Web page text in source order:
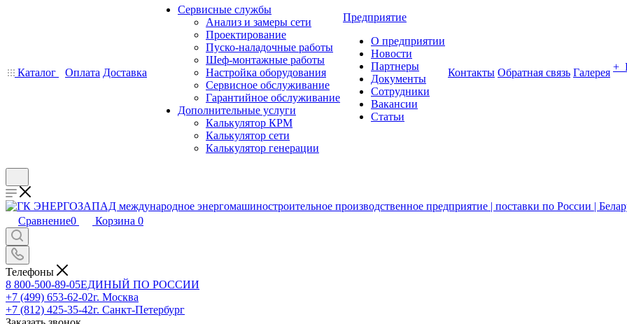
Каталог Оплата Доставка
Сервисные службы
Анализ и замеры сети
Проектирование
Пуско-наладочные работы
Шеф-монтажные работы
Настройка оборудования
Сервисное обслуживание
Гарантийное обслуживание
Дополнительные услуги
Калькулятор КРМ
Калькулятор сети
Калькулятор генерации
Предприятие
О предприятии
Новости
Партнеры
Документы
Сотрудники
Вакансии
Статьи
Контакты Обратная связь Галерея +
Сравнение0 Корзина 0
Телефоны
8 800-500-89-05ЕДИНЫЙ ПО РОССИИ
+7 (499) 653-62-02г. Москва
+7 (812) 425-35-42г. Санкт-Петербург